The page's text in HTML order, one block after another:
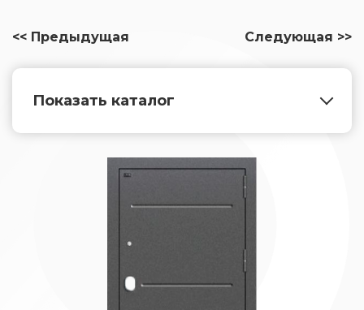
<< Предыдущая Следующая >>
Показать каталог